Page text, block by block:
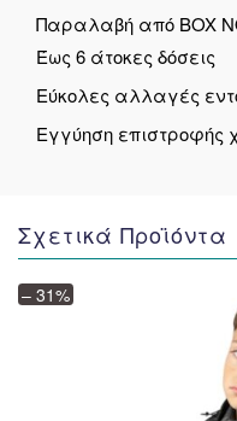
Παραλαβή από BOX
Έως 6 άτοκες δόσεις
Εύκολες αλλαγές
Εγγύηση επιστροφής
Σχετικά Προϊόντα
– 31%